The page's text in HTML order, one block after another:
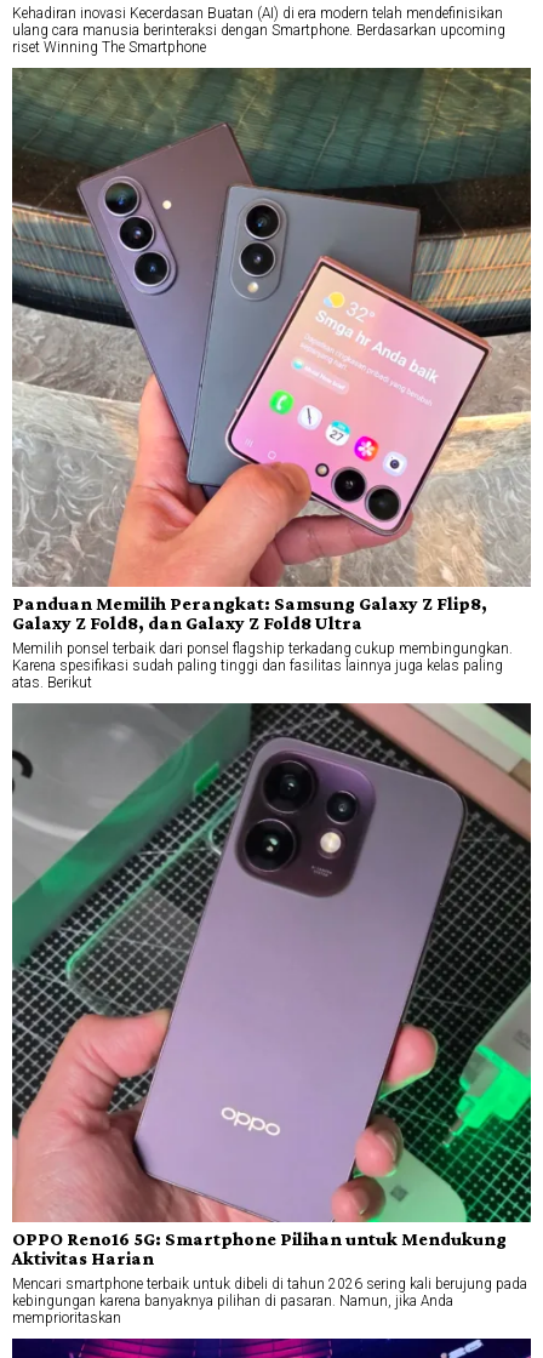
Kehadiran inovasi Kecerdasan Buatan (AI) di era modern telah mendefinisikan
ulang cara manusia berinteraksi dengan Smartphone. Berdasarkan upcoming
riset Winning The Smartphone
Panduan Memilih Perangkat: Samsung Galaxy Z Flip8,
Galaxy Z Fold8, dan Galaxy Z Fold8 Ultra
Memilih ponsel terbaik dari ponsel flagship terkadang cukup membingungkan.
Karena spesifikasi sudah paling tinggi dan fasilitas lainnya juga kelas paling
atas. Berikut
OPPO Reno16 5G: Smartphone Pilihan untuk Mendukung
Aktivitas Harian
Mencari smartphone terbaik untuk dibeli di tahun 2026 sering kali berujung pada
kebingungan karena banyaknya pilihan di pasaran. Namun, jika Anda
memprioritaskan